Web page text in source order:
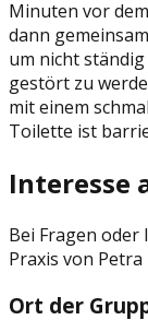
Minuten vor
dann
um nicht
gestört zu
mit einem
Toilette ist
Interesse
Bei Fragen oder
Praxis von Petra
Ort der